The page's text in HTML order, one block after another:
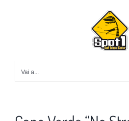
Vai a...